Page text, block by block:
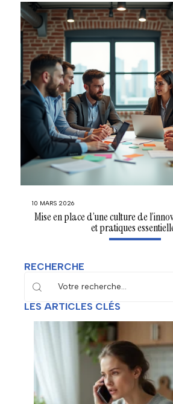
10 MARS 2026
Mise en place d’une culture de
et pratiques
RECHERCHE
LES ARTICLES CLÉS